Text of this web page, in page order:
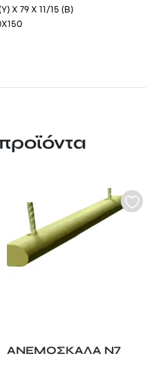
Χ 79 Χ 11/15 (Β)
ΑΝΕΜΟΣΚΑΛΑ Ν7